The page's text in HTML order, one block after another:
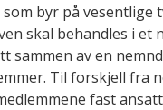
byr på vesentlige
skal behandles i et
sammen av en
Til forskjell fra
fast